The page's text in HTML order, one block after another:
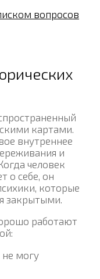
вопросов
картами.
внутреннее
и
человек
о себе, он
которые
закрытыми.
работают
не могу